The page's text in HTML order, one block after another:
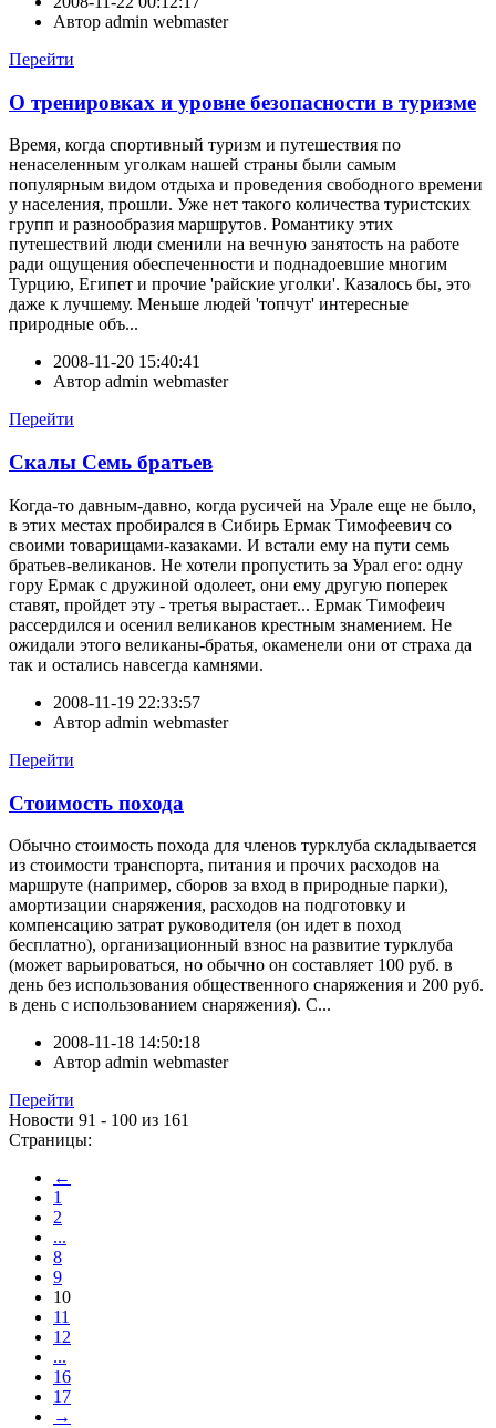
Автор admin webmaster
Перейти
О тренировках и уровне безопасности в туризме
Время, когда спортивный туризм и путешествия по
ненаселенным уголкам нашей страны были самым
популярным видом отдыха и проведения свободного времени
у населения, прошли. Уже нет такого количества туристских
групп и разнообразия маршрутов. Романтику этих
путешествий люди сменили на вечную занятость на работе
ради ощущения обеспеченности и поднадоевшие многим
Турцию, Египет и прочие 'райские уголки'. Казалось бы, это
даже к лучшему. Меньше людей 'топчут' интересные
природные объ...
2008-11-20 15:40:41
Автор admin webmaster
Перейти
Скалы Семь братьев
Когда-то давным-давно, когда русичей на Урале еще не было,
в этих местах пробирался в Сибирь Ермак Тимофеевич со
своими товарищами-казаками. И встали ему на пути семь
братьев-великанов. Не хотели пропустить за Урал его: одну
гору Ермак с дружиной одолеет, они ему другую поперек
ставят, пройдет эту - третья вырастает... Ермак Тимофеич
рассердился и осенил великанов крестным знамением. Не
ожидали этого великаны-братья, окаменели они от страха да
так и остались навсегда камнями.
2008-11-19 22:33:57
Автор admin webmaster
Перейти
Стоимость похода
Обычно стоимость похода для членов турклуба складывается
из стоимости транспорта, питания и прочих расходов на
маршруте (например, сборов за вход в природные парки),
амортизации снаряжения, расходов на подготовку и
компенсацию затрат руководителя (он идет в поход
бесплатно), организационный взнос на развитие турклуба
(может варьироваться, но обычно он составляет 100 руб. в
день без использования общественного снаряжения и 200 руб.
в день с использованием снаряжения). С...
2008-11-18 14:50:18
Автор admin webmaster
Перейти
Новости 91 - 100 из 161
Страницы:
←
1
2
...
8
9
10
11
12
...
16
17
→